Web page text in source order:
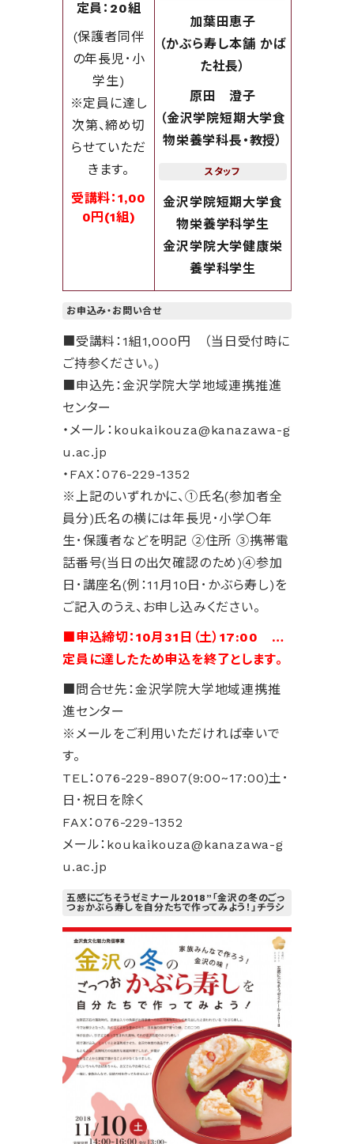
定員：20組
(保護者同伴
の年長児･小
学生)
※定員に達し
次第、締め切
らせていただ
きます。
受講料：1,00
0円(1組)
加葉田恵子
（かぶら寿し本舗 かば
た社長）
原田 澄子
（金沢学院短期大学食
物栄養学科長・教授）
スタッフ
金沢学院短期大学食
物栄養学科学生
金沢学院大学健康栄
養学科学生
お申込み・お問い合せ
■受講料：1組1,000円 （当日受付時に
ご持参ください。)
■申込先：金沢学院大学地域連携推進
センター
・メール：koukaikouza@kanazawa-g
u.ac.jp
・FAX：076-229-1352
※上記のいずれかに、①氏名(参加者全
員分)氏名の横には年長児･小学〇年
生･保護者などを明記 ②住所 ③携帯電
話番号(当日の出欠確認のため)④参加
日･講座名(例：11月10日･かぶら寿し)を
ご記入のうえ、お申し込みください。
■申込締切：10月31日（土）17:00
…
定員に達したため申込を終了とします。
■問合せ先：金沢学院大学地域連携推
進センター
※メールをご利用いただければ幸いで
す。
TEL：076-229-8907(9:00~17:00)土･
日･祝日を除く
FAX：076-229-1352
メール：koukaikouza@kanazawa-g
u.ac.jp
五感にごちそうゼミナール2018”「金沢の冬のごっ
つぉかぶら寿しを自分たちで作ってみよう！」チラシ